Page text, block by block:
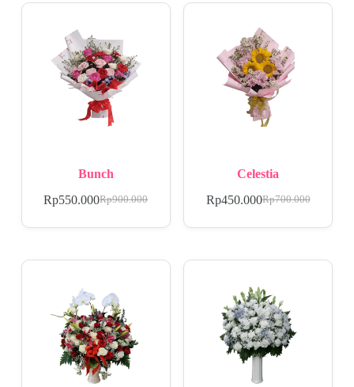
Bunch
Rp900.000
Rp550.000
Celestia
Rp700.000
Rp450.000